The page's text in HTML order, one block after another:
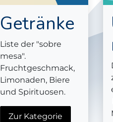
Getränke
Liste der "sobre
mesa".
Fruchtgeschmack,
Limonaden, Biere
und Spirituosen.
Zur Kategorie